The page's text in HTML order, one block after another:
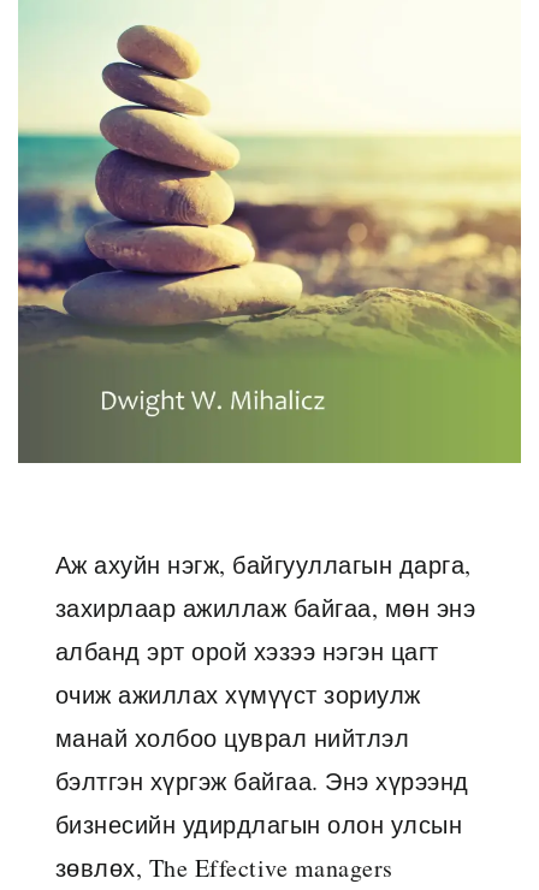
Аж ахуйн нэгж, байгууллагын дарга,
захирлаар ажиллаж байгаа, мөн энэ
албанд эрт орой хэзээ нэгэн цагт
очиж ажиллах хүмүүст зориулж
манай холбоо цуврал нийтлэл
бэлтгэн хүргэж байгаа. Энэ хүрээнд
бизнесийн удирдлагын олон улсын
зөвлөх, The Effective managers